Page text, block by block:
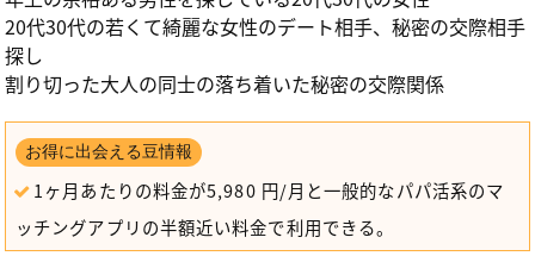
20代30代の若くて綺麗な女性のデート相手、秘密の交際相手
探し
割り切った大人の同士の落ち着いた秘密の交際関係
お得に出会える豆情報
1ヶ月あたりの料金が5,980 円/月と一般的なパパ活系のマ
ッチングアプリの半額近い料金で利用できる。